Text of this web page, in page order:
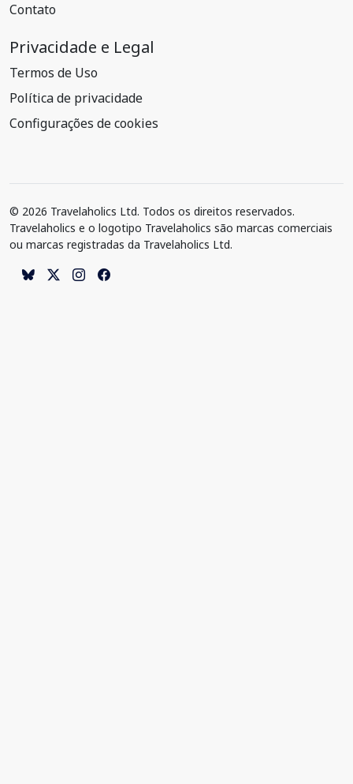
Contato
Privacidade e Legal
Termos de Uso
Política de privacidade
Configurações de cookies
© 2026 Travelaholics Ltd. Todos os direitos reservados.
Travelaholics e o logotipo Travelaholics são marcas comerciais
ou marcas registradas da Travelaholics Ltd.